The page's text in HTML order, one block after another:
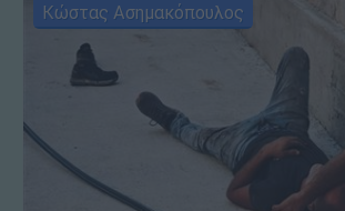
Κώστας Ασημακόπουλος